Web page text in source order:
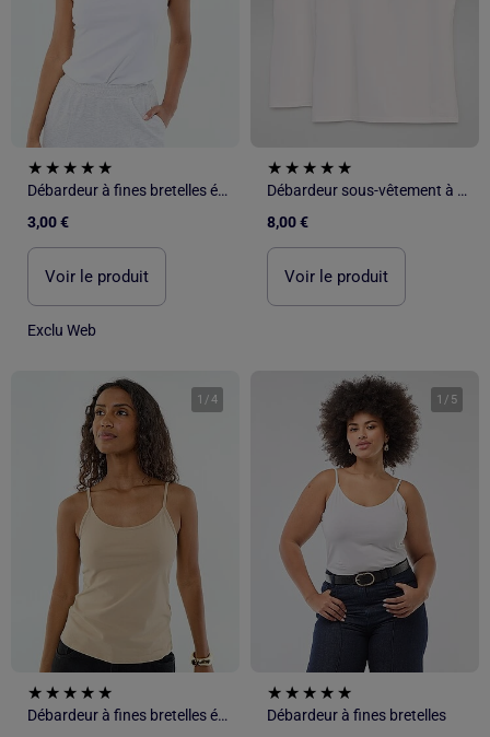
Débardeur à fines bretelles évasé
3,00 €
Voir le produit
Exclu Web
Débardeur sous-vêtement à fines bretelles
8,00 €
Voir le produit
1 /4
Débardeur à fines bretelles évasé
1 / 5
Débardeur à fines bretelles